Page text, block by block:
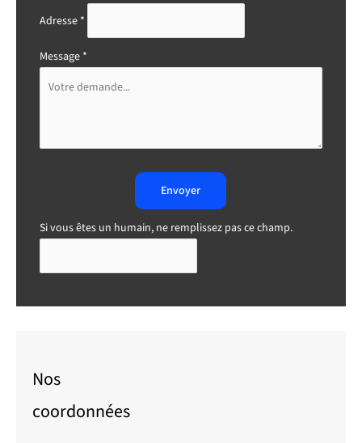
Adresse *
Message *
Envoyer
Si vous êtes un humain, ne remplissez pas ce champ.
Nos
coordonnées